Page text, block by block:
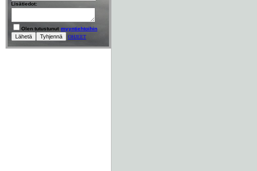
Lisätiedot:
Olen tutustunut myyntiehtoihin
OHJEET